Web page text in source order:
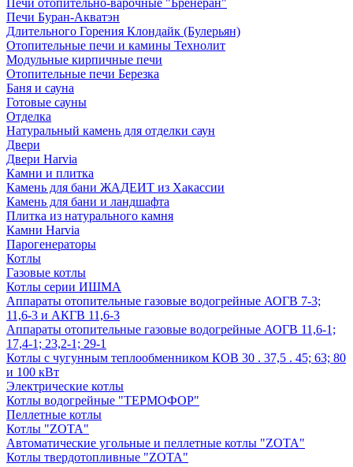
Печи отопительно-варочные "Бренеран"
Печи Буран-Акватэн
Длительного Горения Клондайк (Булерьян)
Отопительные печи и камины Технолит
Модульные кирпичные печи
Отопительные печи Березка
Баня и сауна
Готовые сауны
Отделка
Натуральный камень для отделки саун
Двери
Двери Harvia
Камни и плитка
Камень для бани ЖАДЕИТ из Хакассии
Камень для бани и ландшафта
Плитка из натурального камня
Камни Harvia
Парогенераторы
Котлы
Газовые котлы
Котлы серии ИШМА
Аппараты отопительные газовые водогрейные АОГВ 7-3;
11,6-3 и АКГВ 11,6-3
Аппараты отопительные газовые водогрейные АОГВ 11,6-1;
17,4-1; 23,2-1; 29-1
Котлы с чугунным теплообменником КОВ 30 . 37,5 . 45; 63; 80
и 100 кВт
Электрические котлы
Котлы водогрейные "ТЕРМОФОР"
Пеллетные котлы
Котлы "ZOTA"
Автоматические угольные и пеллетные котлы "ZOTA"
Котлы твердотопливные "ZOTA"